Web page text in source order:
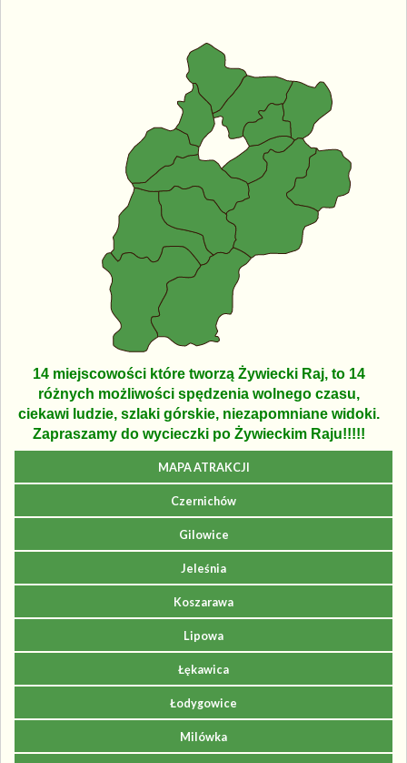
14 miejscowości które tworzą Żywiecki Raj, to 14
różnych możliwości spędzenia wolnego czasu,
ciekawi ludzie, szlaki górskie, niezapomniane widoki.
Zapraszamy do wycieczki po Żywieckim Raju!!!!!
MAPA ATRAKCJI
Czernichów
Gilowice
Jeleśnia
Koszarawa
Lipowa
Łękawica
Łodygowice
Milówka